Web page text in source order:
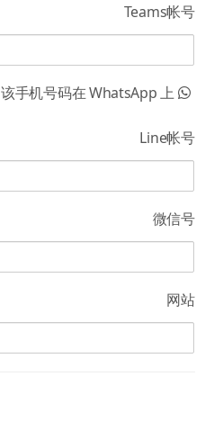
Teams帐号
该手机号码在 WhatsApp 上
Line帐号
微信号
网站